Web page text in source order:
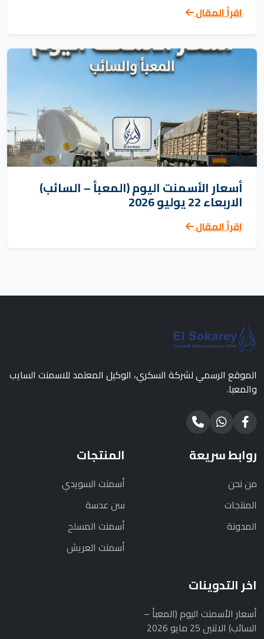
اقرأ المقال
أسعار الأسمنت اليوم (المعبأ – السائب)
الاربعاء 22 يوليو 2026
اقرأ المقال
الموقع الرسمي لشركة السكري، الوكيل المعتمد للاسمنت السايب
والمعبا.
روابط سريعة
من نحن
المنتجات
المدونة
المنتجات
أسمنت السويدي
سن عدسة
أسمنت المسلح
أسمنت العريش
اخر التدوينات
أسعار الأسمنت اليوم (المعبأ –
السائب) الاتنين 25 مايو 2026